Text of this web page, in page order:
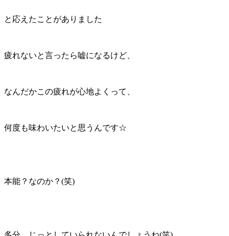
と応えたことがありました
疲れないと言ったら嘘になるけど、
なんだかこの疲れが心地よくって、
何度も味わいたいと思うんです☆
本能？なのか？(笑)